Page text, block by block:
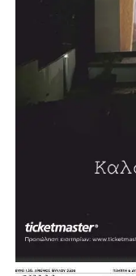
352 έργα και
Ο συνολικός
Χαρδαλιάς
συνολικού
που αναπτύσσονται
προστασίας και τις
αντιστοιχούν στις